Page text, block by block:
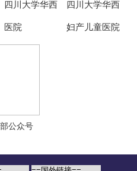
四川大学华西
医院
四川大学华西
妇产儿童医院
公众号